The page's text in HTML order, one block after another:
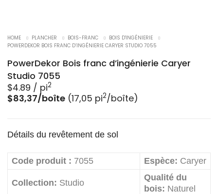
HOME PLANCHER BOIS-FRANC
BOIS D'INGÉNIERIE
POWERDEKOR BOIS FRANC D’INGÉNIERIE CARYER STUDIO 7055
PowerDekor Bois franc d’ingénierie Caryer
Studio 7055
$4.89 / pi2
$83,37/boîte (17,05 pi2/boîte)
Détails du revêtement de sol
Code produit : 7055 Espèce: Caryer
Collection: Studio
Qualité du
bois: Naturel